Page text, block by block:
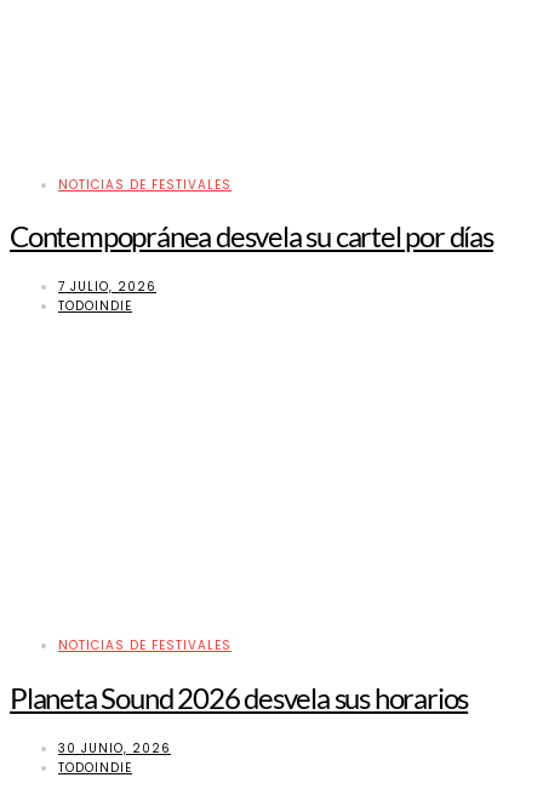
NOTICIAS DE FESTIVALES
Contempopránea desvela su cartel por días
7 JULIO, 2026
TODOINDIE
NOTICIAS DE FESTIVALES
Planeta Sound 2026 desvela sus horarios
30 JUNIO, 2026
TODOINDIE